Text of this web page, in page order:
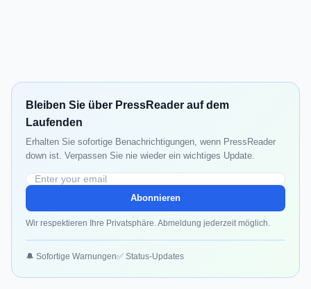
Bleiben Sie über PressReader auf dem
Laufenden
Erhalten Sie sofortige Benachrichtigungen, wenn PressReader
down ist. Verpassen Sie nie wieder ein wichtiges Update.
Abonnieren
Wir respektieren Ihre Privatsphäre. Abmeldung jederzeit möglich.
🔔 Sofortige Warnungen✅ Status-Updates